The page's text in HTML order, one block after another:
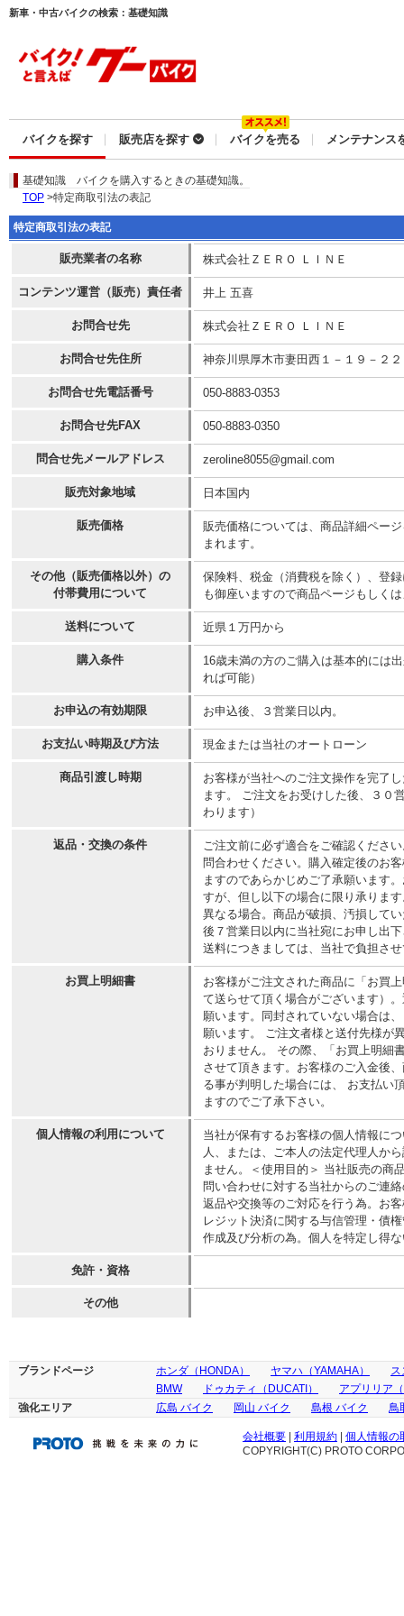
新車・中古バイクの検索：基礎知識
バイクを探す 販売店を探す バイクを売る メンテナンス
基礎知識 バイクを購入するときの基礎知識。
TOP >特定商取引法の表記
特定商取引法の表記
販売業者の名称 株式会社ＺＥＲＯ ＬＩＮＥ
コンテンツ運営（販売）責任者 井上 五喜
お問合せ先 株式会社ＺＥＲＯ ＬＩＮＥ
お問合せ先住所 神奈川県厚木市妻田西１－１９－２２
お問合せ先電話番号 050-8883-0353
お問合せ先FAX 050-8883-0350
問合せ先メールアドレス zeroline8055@gmail.com
販売対象地域 日本国内
販売価格
販売価格については、商品詳細ペー
まれます。
その他（販売価格以外）の
付帯費用について
保険料、税金（消費税を除く）、登
も御座いますので商品ページもしく
送料について 近県１万円から
購入条件
16歳未満の方のご購入は基本的には
れば可能）
お申込の有効期限 お申込後、３営業日以内。
お支払い時期及び方法 現金または当社のオートローン
商品引渡し時期
お客様が当社へのご注文操作を完了
ます。 ご注文をお受けした後、３０
わります）
返品・交換の条件
ご注文前に必ず適合をご確認くださ
問合わせください。購入確定後のお
ますのであらかじめご了承願います
すが、但し以下の場合に限り承りま
異なる場合。商品が破損、汚損して
後７営業日以内に当社宛にお申し出
送料につきましては、当社で負担さ
お買上明細書
お客様がご注文された商品に「お買
て送らせて頂く場合がございます）
願います。同封されていない場合は
願います。 ご注文者様と送付先様が
おりません。 その際、「お買上明細
させて頂きます。お客様のご入金後
る事が判明した場合には、 お支払い
ますのでご了承下さい。
個人情報の利用について
当社が保有するお客様の個人情報に
人、または、ご本人の法定代理人か
ません。＜使用目的＞ 当社販売の商
問い合わせに対する当社からのご連
返品や交換等のご対応を行う為。お
レジット決済に関する与信管理・債
作成及び分析の為。個人を特定し得
免許・資格
その他
ブランドページ ホンダ（HONDA） ヤマハ（YAMAHA）
ス
BMW
ドゥカティ（DUCATI）
アプリリア
強化エリア
広島 バイク 岡山 バイク 島根 バイク 鳥
会社概要 利用規約
個人情報の
COPYRIGHT(C) PROTO